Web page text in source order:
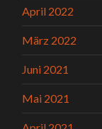
April 2022
März 2022
Juni 2021
Mai 2021